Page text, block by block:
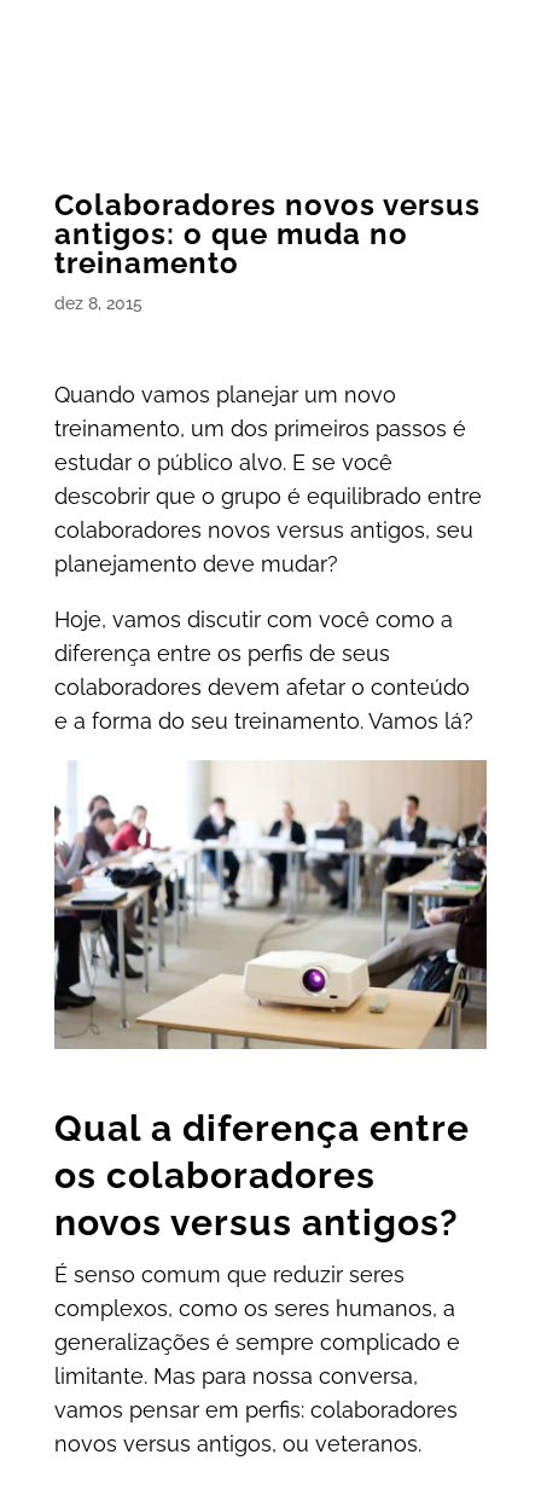
Colaboradores novos versus
antigos: o que muda no
treinamento
dez 8, 2015
Quando vamos planejar um novo
treinamento, um dos primeiros passos é
estudar o público alvo. E se você
descobrir que o grupo é equilibrado entre
colaboradores novos versus antigos, seu
planejamento deve mudar?
Hoje, vamos discutir com você como a
diferença entre os perfis de seus
colaboradores devem afetar o conteúdo
e a forma do seu treinamento. Vamos lá?
Qual a diferença entre
os colaboradores
novos versus antigos?
É senso comum que reduzir seres
complexos, como os seres humanos, a
generalizações é sempre complicado e
limitante. Mas para nossa conversa,
vamos pensar em perfis: colaboradores
novos versus antigos, ou veteranos.